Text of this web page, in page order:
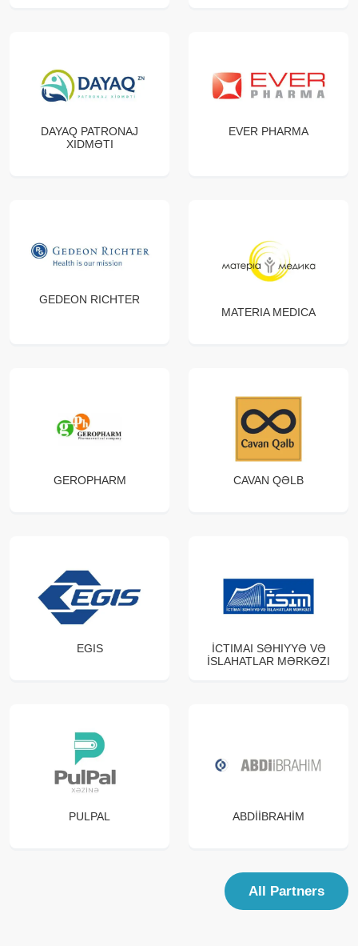
DAYAQ PATRONAJ
XIDMƏTI
EVER PHARMA
GEDEON RICHTER
MATERIA MEDICA
GEROPHARM CAVAN QƏLB
EGIS
İCTIMAI SƏHIYYƏ VƏ
İSLAHATLAR MƏRKƏZI
PULPAL ABDİİBRAHİM
All Partners